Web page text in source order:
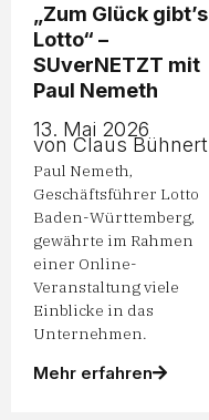
„Zum Glück gibt’s
Lotto“ –
SUverNETZT mit
Paul Nemeth
13. Mai 2026
von Claus Bühnert
Paul Nemeth,
Geschäftsführer Lotto
Baden-Württemberg,
gewährte im Rahmen
einer Online-
Veranstaltung viele
Einblicke in das
Unternehmen.
Mehr erfahren